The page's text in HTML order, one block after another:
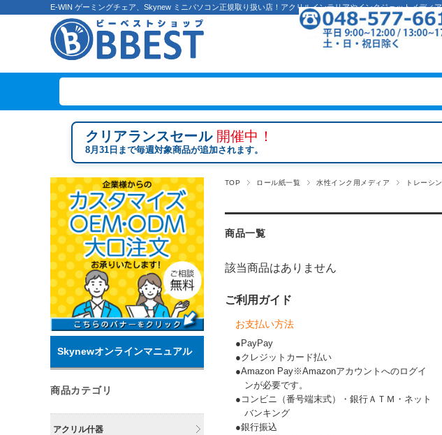
E-WIN ゲーミングチェア、Skynew ミニパソコン正規取り扱い店！アクリルインテリアやインクジェットメディ
クリアランスセール 開催中！
8月31日まで毎週対象商品が追加されます。
TOP ロール紙一覧 水性インク用メディア トレーシ
商品一覧
該当商品はありません
ご利用ガイド
お支払い方法
●PayPay
●クレジットカード払い
●Amazon Pay※Amazonアカウントへのログイ
ンが必要です。
●コンビニ（番号端末式）・銀行ＡＴＭ・ネット
バンキング
●銀行振込
Skynewオンラインマニュアル
商品カテゴリ
アクリル什器